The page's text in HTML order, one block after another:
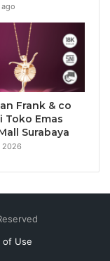
Frank & co
Toko Emas
Surabaya
2026
of Use